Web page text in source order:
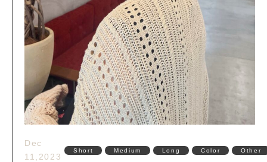
Dec
11,2023
Short Medium Long Color Other